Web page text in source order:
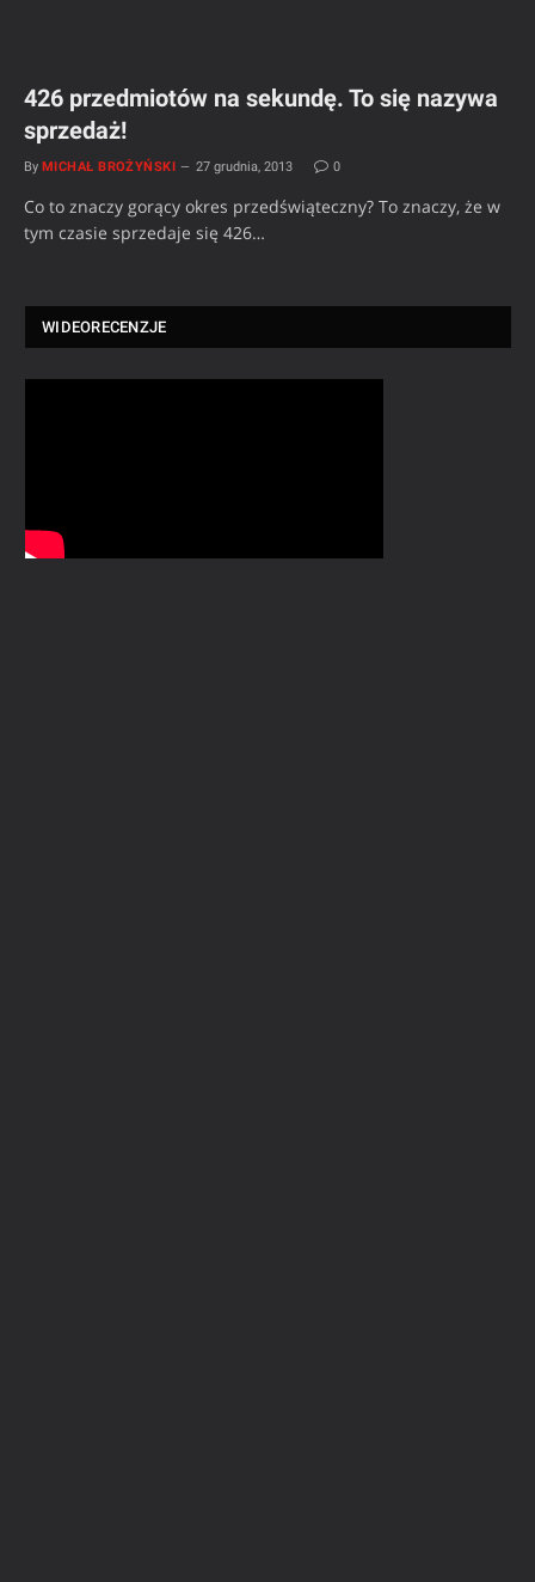
426 przedmiotów na sekundę. To się nazywa
sprzedaż!
By MICHAŁ BROŻYŃSKI 27 grudnia, 2013 0
Co to znaczy gorący okres przedświąteczny? To znaczy, że w
tym czasie sprzedaje się 426…
WIDEORECENZJE